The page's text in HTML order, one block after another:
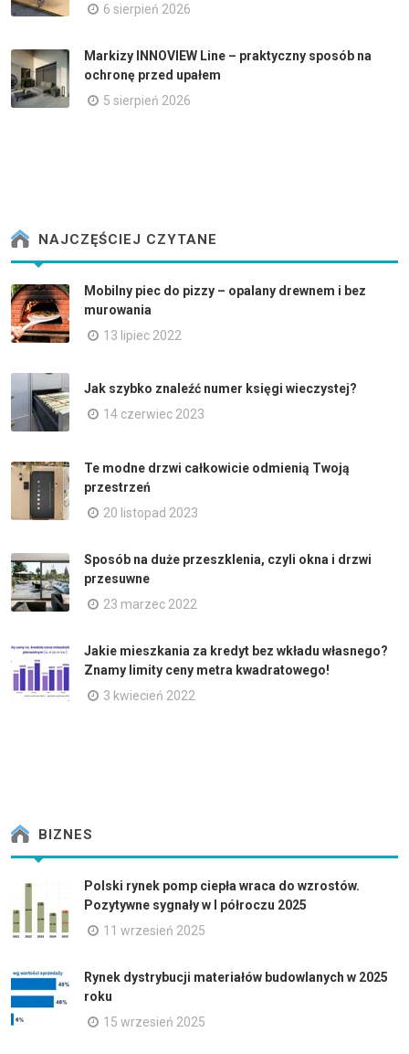
6 sierpień 2026
Markizy INNOVIEW Line – praktyczny sposób na
ochronę przed upałem
5 sierpień 2026
NAJCZĘŚCIEJ CZYTANE
Mobilny piec do pizzy – opalany drewnem i bez
murowania
13 lipiec 2022
Jak szybko znaleźć numer księgi wieczystej?
14 czerwiec 2023
Te modne drzwi całkowicie odmienią Twoją
przestrzeń
20 listopad 2023
Sposób na duże przeszklenia, czyli okna i drzwi
przesuwne
23 marzec 2022
Jakie mieszkania za kredyt bez wkładu własnego?
Znamy limity ceny metra kwadratowego!
3 kwiecień 2022
BIZNES
Polski rynek pomp ciepła wraca do wzrostów.
Pozytywne sygnały w I półroczu 2025
11 wrzesień 2025
Rynek dystrybucji materiałów budowlanych w 2025
roku
15 wrzesień 2025